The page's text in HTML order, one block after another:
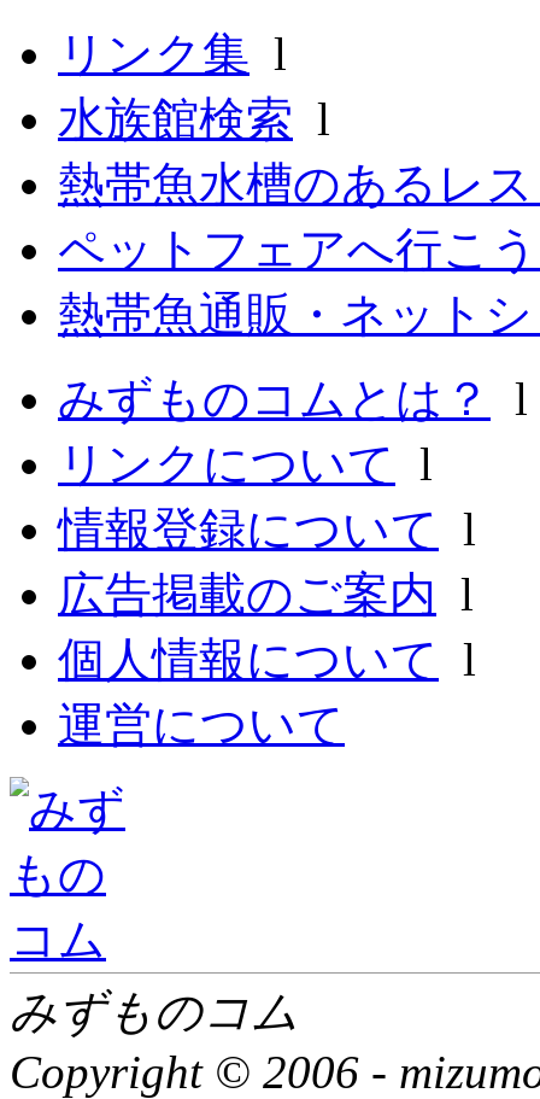
リンク集 l
水族館検索 l
熱帯魚水槽のあるレ
ペットフェアへ行こ
熱帯魚通販・ネット
みずものコムとは？
リンクについて l
情報登録について l
広告掲載のご案内 l
個人情報について l
運営について
みずものコム
Copyright © 2006 -